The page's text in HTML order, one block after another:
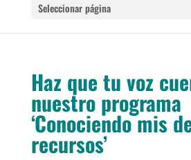
Seleccionar página
Haz que tu voz
nuestro programa
‘Conociendo mis
recursos’